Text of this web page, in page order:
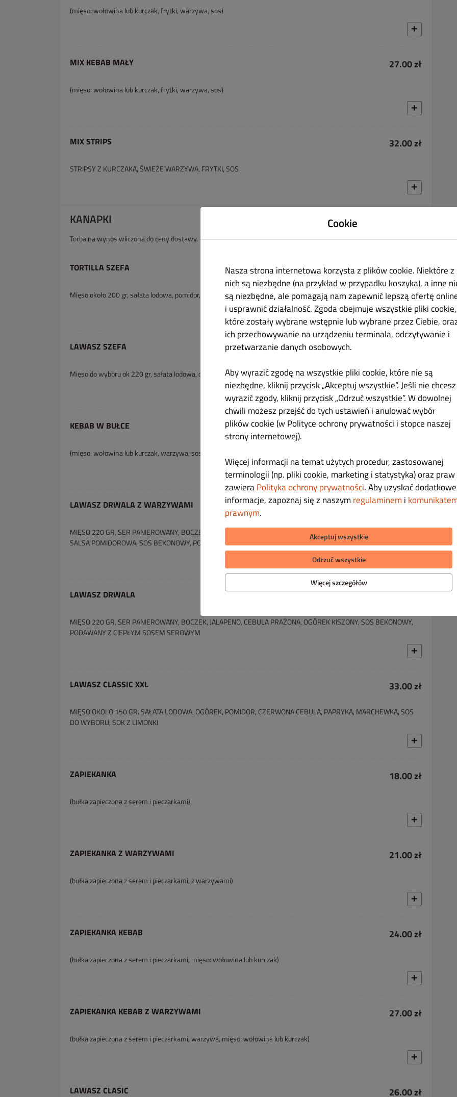
(mięso: wołowina lub kurczak, frytki, warzywa, sos)
MIX KEBAB MAŁY 27.00 zł
(mięso: wołowina lub kurczak, frytki, warzywa, sos)
MIX STRIPS 32.00 zł
STRIPSY Z KURCZAKA, ŚWIEŻE WARZYWA, FRYTKI, SOS
KANAPKI
Torba na wynos wliczona do ceny dostawy.
TORTILLA SZEFA 27.00 zł
Mięso około 200 gr, sałata lodowa, pomidor, ogórek, cebula czerwona, sos do wyboru
LAWASZ SZEFA
Mięso do wyboru ok 220 gr, sałata lodowa, ogórek świeży, pomidor, cebula czerwona, sos do wyboru
KEBAB W BUŁCE 28.00 zł
(mięso: wołowina lub kurczak, warzywa, sos)
LAWASZ DRWALA Z WARZYWAMI 44.00 zł
MIĘSO 220 GR, SER PANIEROWANY, BOCZEK, JALAPENO, CEBULA PRAŻONA, OGÓREK KISZONY, SAŁATA LODOWA,
SALSA POMIDOROWA, SOS BEKONOWY, PODAWANY Z CIEPŁYM SOSEM SEROWYM
LAWASZ DRWALA
MIĘSO 220 GR, SER PANIEROWANY, BOCZEK, JALAPENO, CEBULA PRAŻONA, OGÓREK KISZONY, SOS BEKONOWY,
PODAWANY Z CIEPŁYM SOSEM SEROWYM
LAWASZ CLASSIC XXL 33.00 zł
MIĘSO OKOLO 150 GR. SAŁATA LODOWA, OGÓREK, POMIDOR, CZERWONA CEBULA, PAPRYKA, MARCHEWKA, SOS
DO WYBORU, SOK Z LIMONKI
ZAPIEKANKA 18.00 zł
(bułka zapieczona z serem i pieczarkami)
ZAPIEKANKA Z WARZYWAMI 21.00 zł
(bułka zapieczona z serem i pieczarkami, z warzywami)
ZAPIEKANKA KEBAB 24.00 zł
(bułka zapieczona z serem i pieczarkami, mięso: wołowina lub kurczak)
ZAPIEKANKA KEBAB Z WARZYWAMI 27.00 zł
(bułka zapieczona z serem i pieczarkami, warzywa, mięso: wołowina lub kurczak)
LAWASZ CLASIC 26.00 zł
Cookie
Nasza strona internetowa korzysta z plików cookie. Niektóre z
nich są niezbędne (na przykład w przypadku koszyka), a inne
są niezbędne, ale pomagają nam zapewnić lepszą ofertę
i usprawnić działalność. Zgoda obejmuje wszystkie pliki cookie,
które zostały wybrane wstępnie lub wybrane przez Ciebie,
ich przechowywanie na urządzeniu terminala, odczytywanie i
przetwarzanie danych osobowych.
Aby wyrazić zgodę na wszystkie pliki cookie, które nie są
niezbędne, kliknij przycisk „Akceptuj wszystkie”. Jeśli nie chcesz
wyrazić zgody, kliknij przycisk „Odrzuć wszystkie”. W dowolnej
chwili możesz przejść do tych ustawień i anulować wybór
plików cookie (w Polityce ochrony prywatności i stopce naszej
strony internetowej).
Więcej informacji na temat użytych procedur, zastosowanej
terminologii (np. pliki cookie, marketing i statystyka) oraz praw
zawieraPolityka ochrony prywatności. Aby uzyskać dodatkowe
informacje, zapoznaj się z naszym regulaminem i
prawnym.
Akceptuj wszystkie
Odrzuć wszystkie
Więcej szczegółów